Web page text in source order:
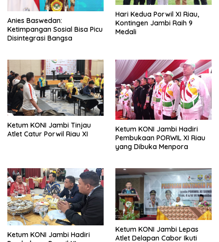
Anies Baswedan:
Ketimpangan Sosial Bisa Picu
Disintegrasi Bangsa
Hari Kedua Porwil XI Riau,
Kontingen Jambi Raih 9
Medali
Ketum KONI Jambi Tinjau
Atlet Catur Porwil Riau XI
Ketum KONI Jambi Hadiri
Pembukaan PORWIL XI Riau
yang Dibuka Menpora
Ketum KONI Jambi Hadiri
Ketum KONI Jambi Lepas
Atlet Delapan Cabor Ikuti